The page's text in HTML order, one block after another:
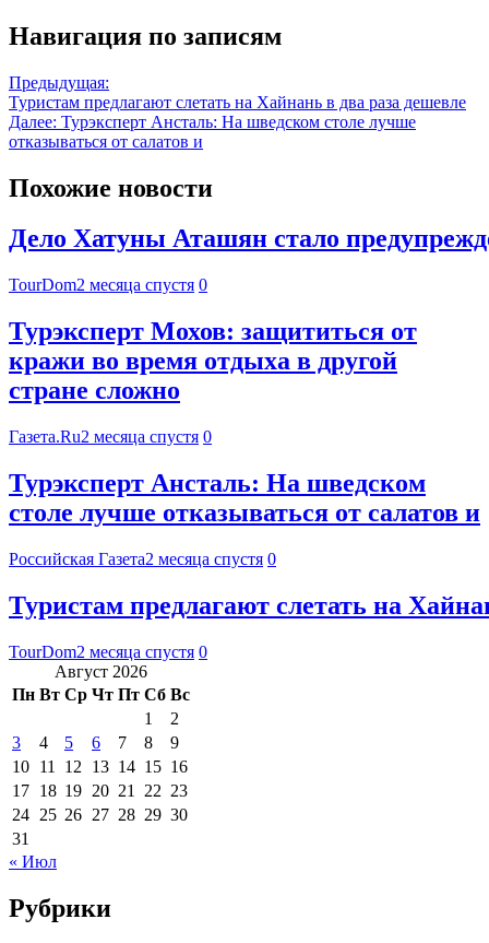
Навигация по записям
Предыдущая:
Туристам предлагают слетать на Хайнань в два раза дешевле
Далее: Турэксперт Ансталь: На шведском столе лучше
отказываться от салатов и
Похожие новости
Дело Хатуны Аташян стало
TourDom2 месяца спустя 0
Турэксперт Мохов: защититься от
кражи во время отдыха в другой
стране сложно
Газета.Ru2 месяца спустя 0
Турэксперт Ансталь: На шведском
столе лучше отказываться от салатов и
Российская Газета2 месяца спустя 0
Туристам предлагают слетать на
TourDom2 месяца спустя 0
Август 2026
Пн Вт Ср Чт Пт Сб Вс
1
2
3
4 5 6 7 8
9
10 11 12 13 14 15 16
17 18 19 20 21 22 23
24 25 26 27 28 29 30
31
« Июл
Рубрики